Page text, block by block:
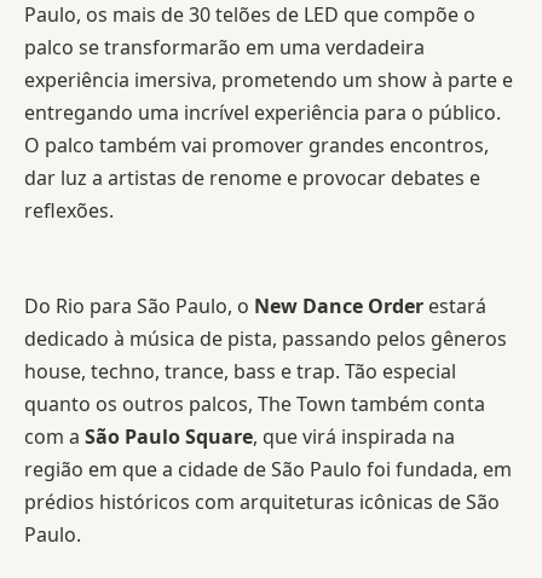
Paulo, os mais de 30 telões de LED que compõe o
palco se transformarão em uma verdadeira
experiência imersiva, prometendo um show à parte e
entregando uma incrível experiência para o público.
O palco também vai promover grandes encontros,
dar luz a artistas de renome e provocar debates e
reflexões.
Do Rio para São Paulo, o New Dance Order estará
dedicado à música de pista, passando pelos gêneros
house, techno, trance, bass e trap. Tão especial
quanto os outros palcos, The Town também conta
com a São Paulo Square, que virá inspirada na
região em que a cidade de São Paulo foi fundada, em
prédios históricos com arquiteturas icônicas de São
Paulo.